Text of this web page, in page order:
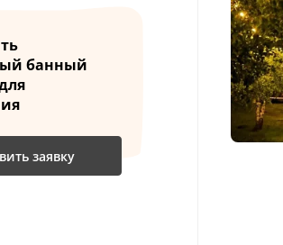
банный
заявку